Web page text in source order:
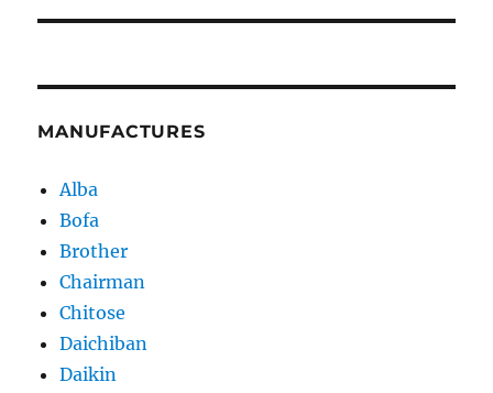
MANUFACTURES
Alba
Bofa
Brother
Chairman
Chitose
Daichiban
Daikin